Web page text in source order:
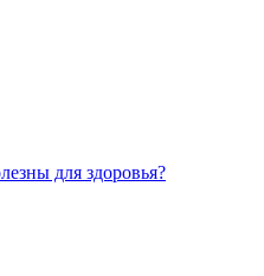
для здоровья?